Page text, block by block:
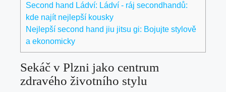
Second hand Ládví: Ládví - ráj secondhandů:
kde najít nejlepší kousky
Nejlepší second hand jiu jitsu gi: Bojujte stylově
a ekonomicky
Sekáč v Plzni jako centrum
zdravého životního stylu